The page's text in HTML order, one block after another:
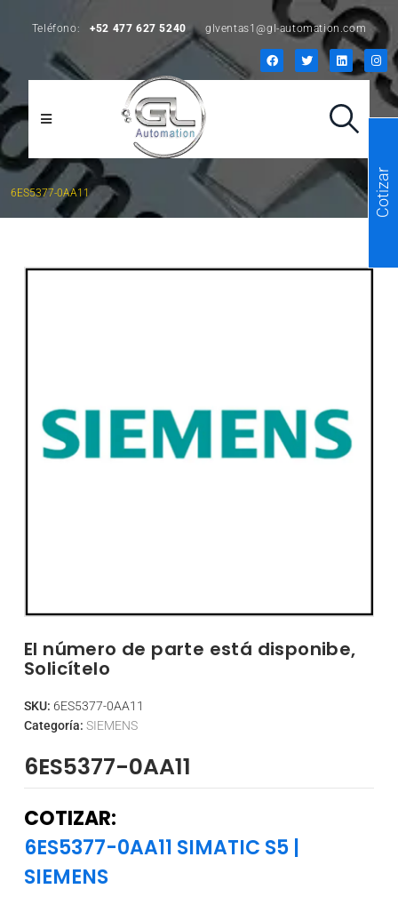
Teléfono: +52 477 627 5240 glventas1@gl-automation.com
6ES5377-0AA11
El número de parte está disponibe,
Solicítelo
SKU: 6ES5377-0AA11
Categoría: SIEMENS
6ES5377-0AA11
COTIZAR:
6ES5377-0AA11 SIMATIC S5 |
SIEMENS
Cotizar